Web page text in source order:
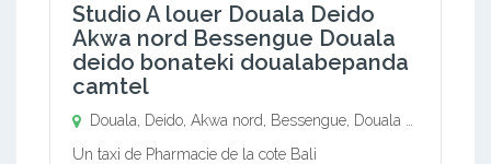
Studio A louer Douala Deido
Akwa nord Bessengue Douala
deido bonateki doualabepanda
camtel
Douala, Deido, Akwa nord, Bessengue, Douala deido bonateki, doualabepanda camtel,
Un taxi de Pharmacie de la cote Bali